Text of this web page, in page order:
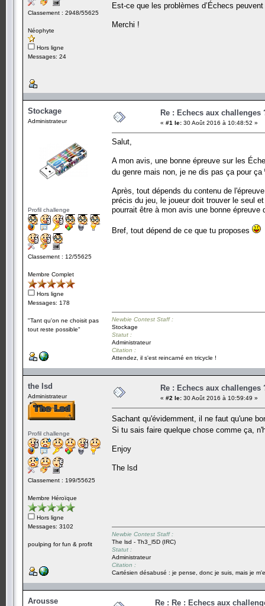
Classement : 2948/55625
Néophyte
Hors ligne
Messages: 24
Est-ce que les problèmes d’Échecs
Merchi !
Stockage
Administrateur
Profil challenge
Classement : 12/55625
Membre Complet
Hors ligne
Messages: 178
"Tant qu'on ne choisit pas
tout reste possible"
Re : Echecs aux challenges
« #1 le: 30 Août 2016 à 10:48:52 »
Salut,
A mon avis, une bonne épreuve sur les
du genre mais non, je ne dis pas ça pour ça
Après, tout dépends du contenu de
précis du jeu, le joueur doit trouver le seul
pourrait être à mon avis une bonne épreuve
Bref, tout dépend de ce que tu proposes
Newbie Contest Staff :
Stockage
Statut :
Administrateur
Citation :
Attendez, il s'est reincarné en tricycle !
the lsd
Administrateur
Profil challenge
Classement : 199/55625
Membre Héroïque
Hors ligne
Messages: 3102
poulping for fun & profit
Re : Echecs aux challenges
« #2 le: 30 Août 2016 à 10:59:49 »
Sachant qu'évidemment, il ne faut qu'une
Si tu sais faire quelque chose comme ça,
Enjoy
The lsd
Newbie Contest Staff :
The lsd - Th3_l5D (IRC)
Statut :
Administrateur
Citation :
Cartésien désabusé : je pense, donc je suis, mais je
Arousse Re : Re : Echecs aux